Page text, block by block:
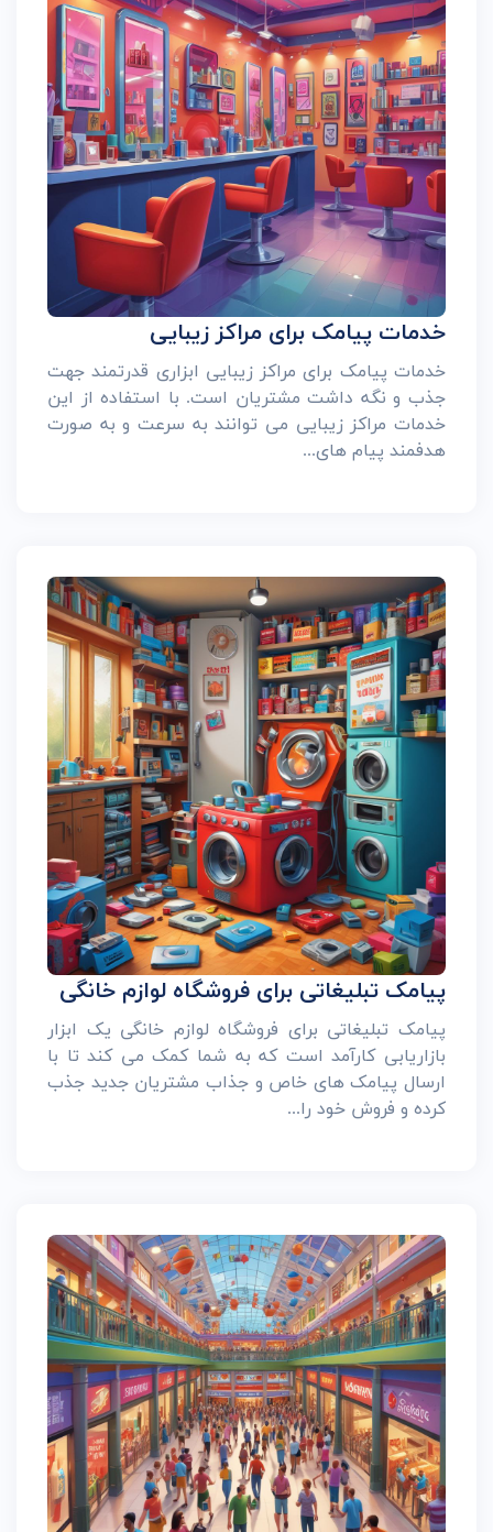
خدمات پیامک برای مراکز زیبایی
خدمات پیامک برای مراکز زیبایی ابزاری قدرتمند جهت
جذب و نگه داشت مشتریان است. با استفاده از این
خدمات مراکز زیبایی می توانند به سرعت و به صورت
هدفمند پیام های...
پیامک تبلیغاتی برای فروشگاه لوازم خانگی
پیامک تبلیغاتی برای فروشگاه لوازم خانگی یک ابزار
بازاریابی کارآمد است که به شما کمک می کند تا با
ارسال پیامک های خاص و جذاب مشتریان جدید جذب
کرده و فروش خود را...